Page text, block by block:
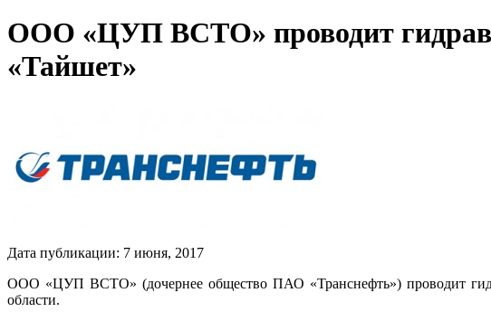
ООО «ЦУП ВСТО» проводит
«Тайшет»
Дата публикации: 7 июня, 2017
ООО «ЦУП ВСТО» (дочернее общество ПАО «Транснефть») проводит
области.